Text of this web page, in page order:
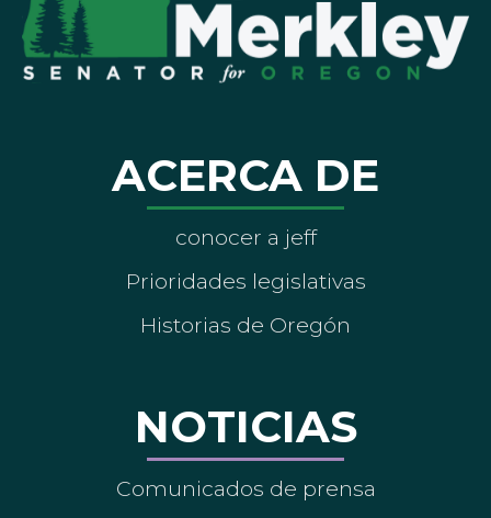
ACERCA DE
conocer a jeff
Prioridades legislativas
Historias de Oregón
NOTICIAS
Comunicados de prensa